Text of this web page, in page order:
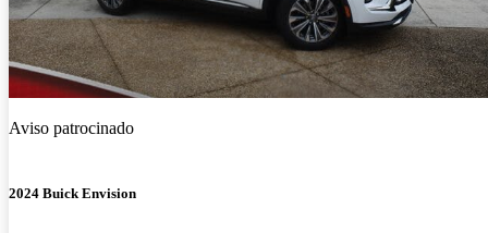
Aviso patrocinado
2024 Buick Envision